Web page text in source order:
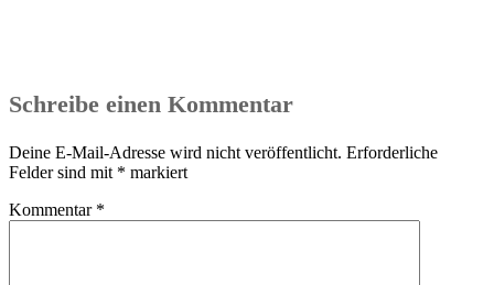
Schreibe einen Kommentar
Deine E-Mail-Adresse wird nicht veröffentlicht. Erforderliche
Felder sind mit * markiert
Kommentar *